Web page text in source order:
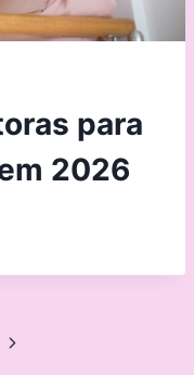
para
2026
Next